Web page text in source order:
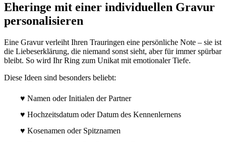
Eheringe mit einer individuellen Gravur
personalisieren
Eine Gravur verleiht Ihren Trauringen eine persönliche Note – sie ist
die Liebeserklärung, die niemand sonst sieht, aber für immer spürbar
bleibt. So wird Ihr Ring zum Unikat mit emotionaler Tiefe.
Diese Ideen sind besonders beliebt:
♥️ Namen oder Initialen der Partner
♥️ Hochzeitsdatum oder Datum des Kennenlernens
♥️ Kosenamen oder Spitznamen